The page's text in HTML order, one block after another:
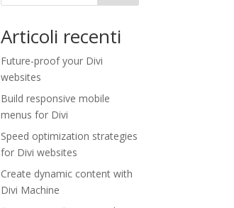
Articoli recenti
Future-proof your Divi
websites
Build responsive mobile
menus for Divi
Speed optimization strategies
for Divi websites
Create dynamic content with
Divi Machine